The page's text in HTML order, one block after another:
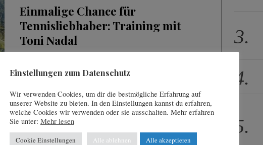
Einmalige Chance für
Tennisliebhaber: Training mit
Toni Nadal
Der langjährige Trainer und Onkel von Rafa Nadal
ist vom 1. bis 5. Juli 2022 Gast Coach im
Tenniscenter des SANI RESORT. Text: Wilde…
Einstellungen zum Datenschutz
Wir verwenden Cookies, um dir die bestmögliche Erfahrung auf
unserer Website zu bieten. In den Einstellungen kannst du erfahren,
welche Cookies wir verwenden oder sie ausschalten. Mehr erfahren
Sie unter: Mehr lesen
Cookie Einstellungen Alle ablehnen Alle akzeptieren